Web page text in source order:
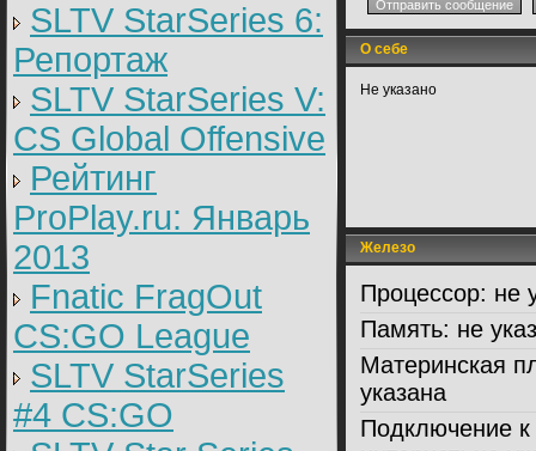
SLTV StarSeries 6:
Репортаж
SLTV StarSeries V:
CS Global Offensive
Рейтинг
ProPlay.ru: Январь
2013
Fnatic FragOut
CS:GO League
SLTV StarSeries
#4 CS:GO
О себе
Не указано
Железо
Процессор: не
Память: не
Материнская
указана
Подключение к